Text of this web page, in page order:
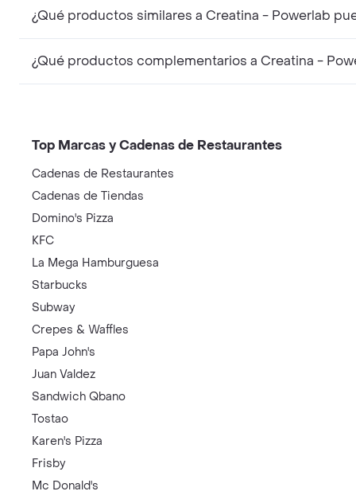
¿Qué productos similares a Creatina - Powerlab
¿Qué productos complementarios a Creatina -
Top Marcas y Cadenas de Restaurantes
Cadenas de Restaurantes
Cadenas de Tiendas
Domino's Pizza
KFC
La Mega Hamburguesa
Starbucks
Subway
Crepes & Waffles
Papa John's
Juan Valdez
Sandwich Qbano
Tostao
Karen's Pizza
Frisby
Mc Donald's